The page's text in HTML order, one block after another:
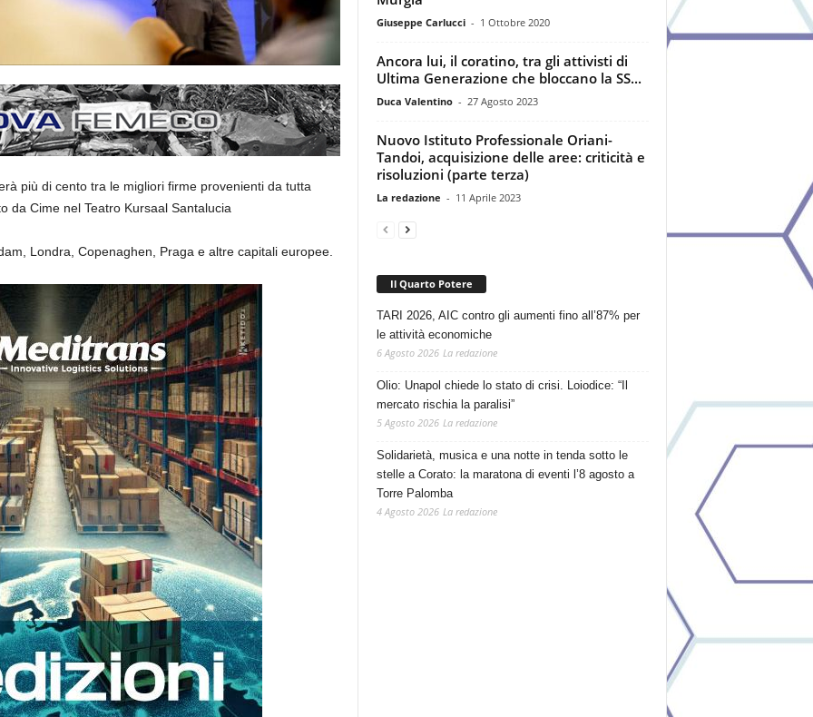
più di cento tra le migliori firme provenienti da tutta
da Cime nel Teatro Kursaal Santalucia
Londra, Copenaghen, Praga e altre capitali europee.
Giuseppe Carlucci - 1 Ottobre 2020
Ancora lui, il coratino, tra gli attivisti di
Ultima Generazione che bloccano la SS...
Duca Valentino - 27 Agosto 2023
Nuovo Istituto Professionale Oriani-
Tandoi, acquisizione delle aree: criticità e
risoluzioni (parte terza)
La redazione - 11 Aprile 2023
Il Quarto Potere
TARI 2026, AIC contro gli aumenti fino all’87% per
le attività economiche
6 Agosto 2026 La redazione
Olio: Unapol chiede lo stato di crisi. Loiodice: “Il
mercato rischia la paralisi”
5 Agosto 2026 La redazione
Solidarietà, musica e una notte in tenda sotto le
stelle a Corato: la maratona di eventi l’8 agosto a
Torre Palomba
4 Agosto 2026 La redazione